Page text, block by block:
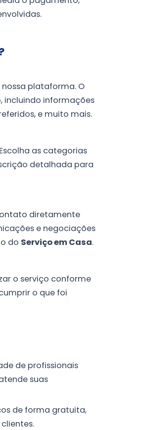
plataforma. O
incluindo informações
e muito mais.
as categorias
detalhada para
diretamente
e negociações
do Serviço em Casa.
o serviço conforme
o que foi
de profissionais
suas
de forma gratuita,